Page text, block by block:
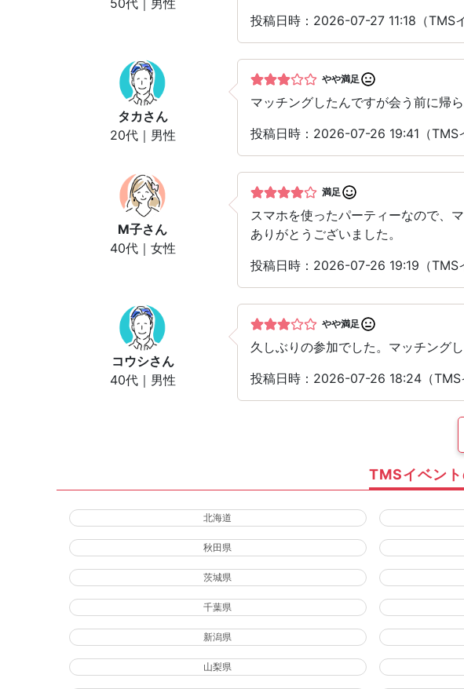
投稿日時：2026-07-27 11:18（TMS
タカ さん
20代｜男性
やや満足
マッチングしたんですが会う前に帰
投稿日時：2026-07-26 19:41（TMS
M子さん
40代｜女性
満足
スマホを使ったパーティーなので、
ありがとうございました。
投稿日時：2026-07-26 19:19（TMS
コウシさん
40代｜男性
やや満足
久しぶりの参加でした。マッチング
投稿日時：2026-07-26 18:24（TMS
TMSイベン
北海道
秋田県
茨城県
千葉県
新潟県
山梨県